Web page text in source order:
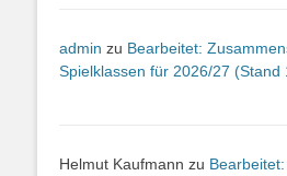
admin zu Bearbeitet:
Spielklassen für 2026/27 (Stand
Helmut Kaufmann zu